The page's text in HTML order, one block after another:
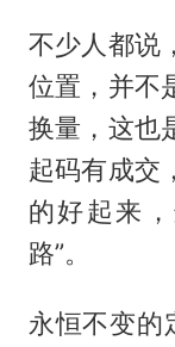
不少人都说
位置，并不
换量，这也
起码有成交
的好起来
路”。
永恒不变的